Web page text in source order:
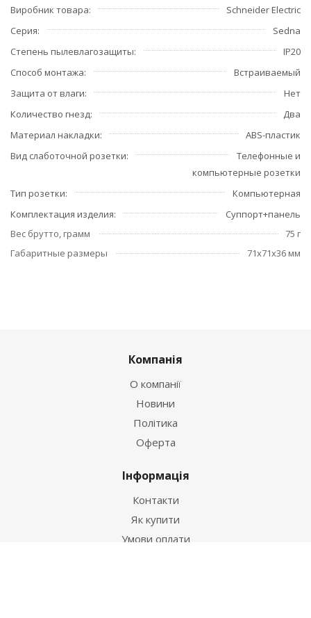
Виробник товара
Schneider Electric
Серия
Sedna
Степень пылевлагозащиты
IP20
Способ монтажа
Встраиваемый
Защита от влаги
Нет
Количество гнезд
Два
Материал накладки
ABS-пластик
Вид слаботочной розетки
Телефонные и
компьютерные розетки
Тип розетки
Компьютерная
Комплектация изделия
Суппорт+панель
Вес брутто, грамм
75 г
Габаритные размеры
71x71x36 мм
Компанія
О компанії
Новини
Політика
Оферта
Інформація
Контакти
Як купити
Умови оплати